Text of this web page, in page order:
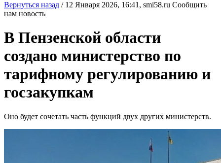
Вернуться назад / 12 Января 2026, 16:41, smi58.ru Сообщить
нам новость
В Пензенской области
создано министерство по
тарифному регулированию и
госзакупкам
Оно будет сочетать часть функций двух других министерств.